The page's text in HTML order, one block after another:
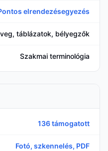
elrendezésegyezés
táblázatok, bélyegzők
Szakmai terminológia
136 támogatott
Fotó, szkennelés, PDF